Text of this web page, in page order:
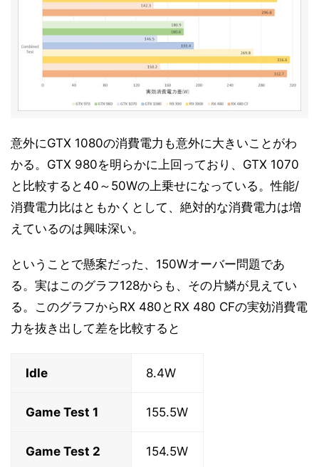
意外にGTX 1080の消費電力も意外に大きいことがわ
かる。GTX 980を明らかに上回っており、GTX 1070
と比較すると40～50Wの上乗せになっている。性能/
消費電力比はともかくとして、絶対的な消費電力は増
えているのは興味深い。
ということで懸案だった、150Wオーバー問題であ
る。実はこのグラフ128からも、その片鱗が見えてい
る。このグラフからRX 480とRX 480 CFの実効消費電
力を抜き出して差を比較すると
Idle 8.4W
Game Test 1 155.5W
Game Test 2 154.5W